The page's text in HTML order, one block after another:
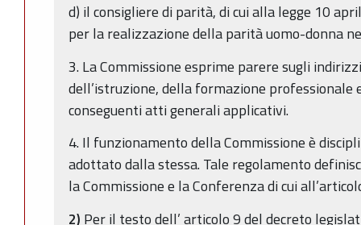
d) il consigliere di parità, di cui alla legge 10
per la realizzazione della parità uomo-donna
3. La Commissione esprime parere sugli
dell’istruzione, della formazione professionale
conseguenti atti generali applicativi.
4. Il funzionamento della Commissione è
adottato dalla stessa. Tale regolamento
la Commissione e la Conferenza di cui
2) Per il testo dell’ articolo 9 del decreto